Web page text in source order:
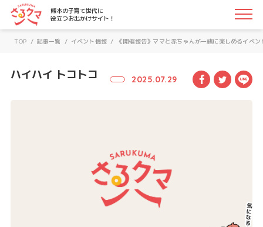
さるクマ-さるこう、熊本-｜熊本の子育て世代に役立つお
熊本の子育て世代に
役立つお出かけサイト！
TOP / 記事一覧 / イベント情報 / 《開催報告》ママと赤ちゃんが一緒に楽しめるイベン
ハイハイ トコトコ 2025.07.29 Facebook